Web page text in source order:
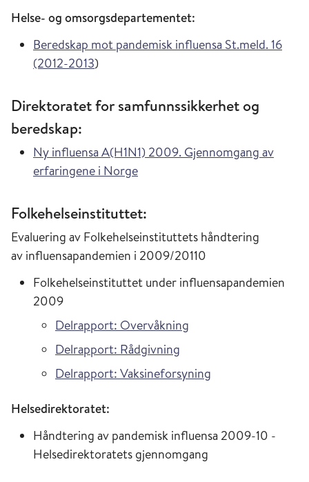
Helse- og omsorgsdepartementet:
Beredskap mot pandemisk influensa St.meld. 16
(2012-2013)
Direktoratet for samfunnssikkerhet og
beredskap:
Ny influensa A(H1N1) 2009. Gjennomgang av
erfaringene i Norge
Folkehelseinstituttet:
Evaluering av Folkehelseinstituttets håndtering
av influensapandemien i 2009/20110
Folkehelseinstituttet under influensapandemien
2009
Delrapport: Overvåkning
Delrapport: Rådgivning
Delrapport: Vaksineforsyning
Helsedirektoratet:
Håndtering av pandemisk influensa 2009-10 -
Helsedirektoratets gjennomgang